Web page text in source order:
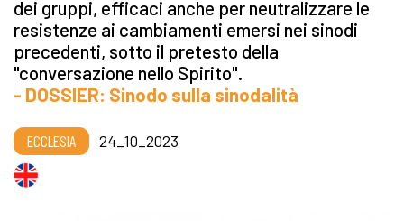
dei gruppi, efficaci anche per neutralizzare le
resistenze ai cambiamenti emersi nei sinodi
precedenti, sotto il pretesto della
"conversazione nello Spirito".
- DOSSIER: Sinodo sulla sinodalità
ECCLESIA 24_10_2023